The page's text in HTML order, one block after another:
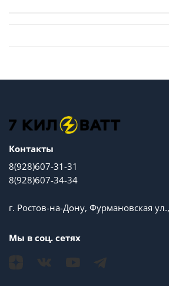
Контакты
8(928)607-31-31
8(928)607-34-34
г. Ростов-на-Дону, Фурмановская
Мы в соц. сетях